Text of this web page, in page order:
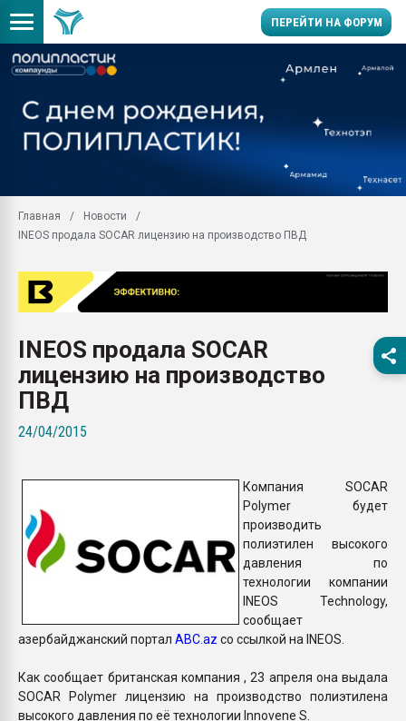
ПЕРЕЙТИ НА ФОРУМ
Вакуум-формовочные
28.07.2026
бутылок
Материал
вакуумного
Главная
Новости
INEOS продала SOCAR лицензию на производство ПВД
INEOS продала SOCAR
лицензию на производство
ПВД
24/04/2015
Компания SOCAR
Polymer будет
производить
полиэтилен высокого
давления по
технологии компании
INEOS Technology,
сообщает
азербайджанский портал ABC.az со ссылкой на INEOS.
Как сообщает британская компания , 23 апреля она выдала
SOCAR Polymer лицензию на производство полиэтилена
высокого давления по её технологии Innovene S.